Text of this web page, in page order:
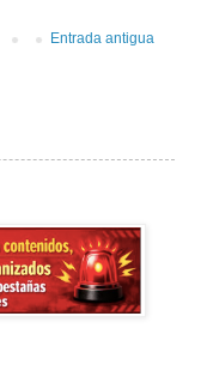
Entrada antigua